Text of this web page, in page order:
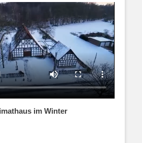
im Winter